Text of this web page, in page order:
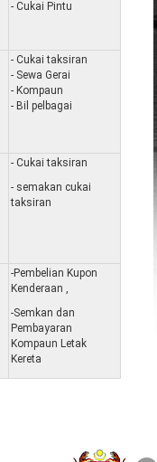
- Cukai Pintu
- Cukai taksiran
- Sewa Gerai
- Kompaun
- Bil pelbagai
- Cukai taksiran
- semakan cukai
taksiran
-Pembelian Kupon
Kenderaan ,
-Semkan dan
Pembayaran
Kompaun Letak
Kereta